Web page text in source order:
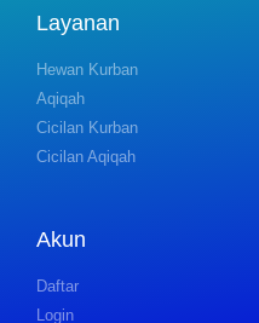
Layanan
Hewan Kurban
Aqiqah
Cicilan Kurban
Cicilan Aqiqah
Akun
Daftar
Login